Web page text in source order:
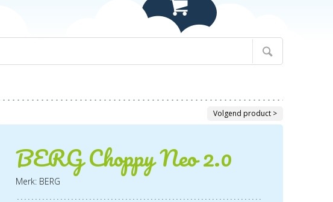
Volgend product >
BERG Choppy Neo 2.0
Merk: BERG